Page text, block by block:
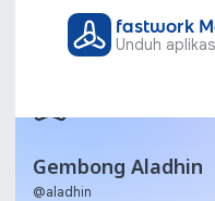
fastwork
Unduh
Gembong Aladhin
@aladhin